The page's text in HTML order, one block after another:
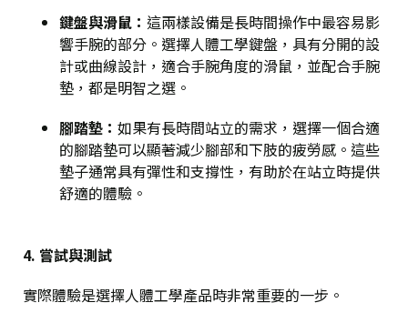
鍵盤與滑鼠 ： 這兩樣設備是長時間操作中最容易影
響手腕的部分。選擇人體工學鍵盤，具有分開的設
計或曲線設計，適合手腕角度的滑鼠，並配合手腕
墊，都是明智之選。
腳踏墊 ： 如果有長時間站立的需求，選擇一個合適
的腳踏墊可以顯著減少腳部和下肢的疲勞感。這些
墊子通常具有彈性和支撐性，有助於在站立時提供
舒適的體驗。
4. 嘗試與測試
實際體驗是選擇人體工學產品時非常重要的一步。